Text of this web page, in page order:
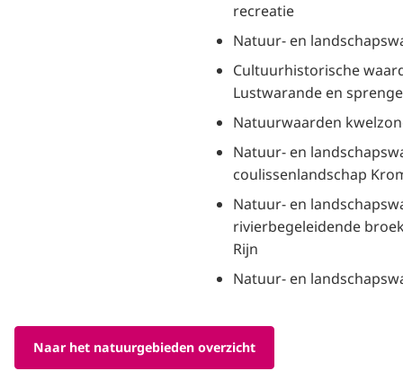
recreatie
Natuur- en
Cultuurhistorische
Lustwarande en
Natuurwaarden
Natuur- en
coulissenlandschap
Natuur- en
rivierbegeleidende
Rijn
Natuur- en
Naar het natuurgebieden overzicht